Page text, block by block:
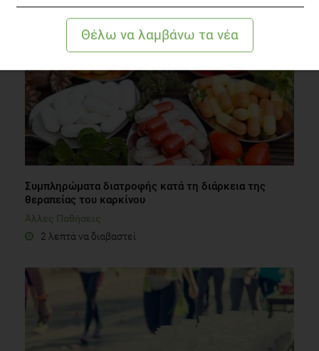
Συμπληρώματα διατροφής κατά τη διάρκεια της
θεραπείας του καρκίνου
Άλλες Παθήσεις
2 λεπτά να διαβαστεί